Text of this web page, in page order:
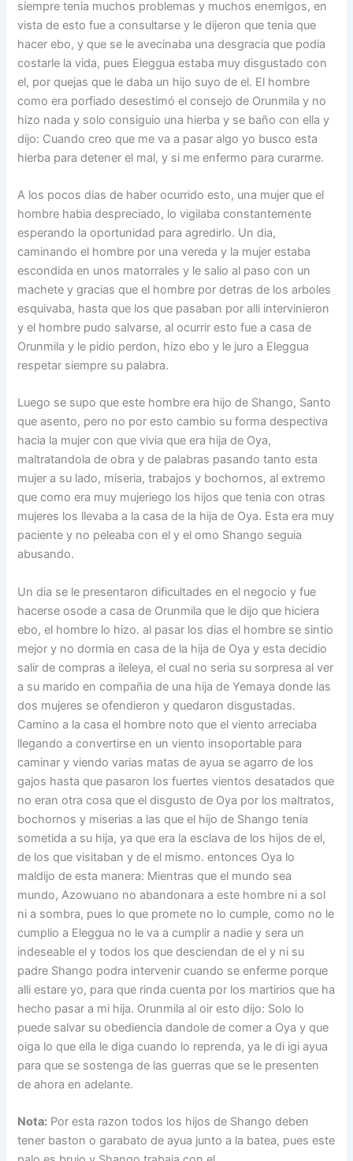
siempre tenia muchos problemas y muchos enemigos, en
vista de esto fue a consultarse y le dijeron que tenia que
hacer ebo, y que se le avecinaba una desgracia que podia
costarle la vida, pues Eleggua estaba muy disgustado con
el, por quejas que le daba un hijo suyo de el. El hombre
como era porfiado desestimó el consejo de Orunmila y no
hizo nada y solo consiguio una hierba y se baño con ella y
dijo: Cuando creo que me va a pasar algo yo busco esta
hierba para detener el mal, y si me enfermo para curarme.
A los pocos dias de haber ocurrido esto, una mujer que el
hombre habia despreciado, lo vigilaba constantemente
esperando la oportunidad para agredirlo. Un dia,
caminando el hombre por una vereda y la mujer estaba
escondida en unos matorrales y le salio al paso con un
machete y gracias que el hombre por detras de los arboles
esquivaba, hasta que los que pasaban por alli intervinieron
y el hombre pudo salvarse, al ocurrir esto fue a casa de
Orunmila y le pidio perdon, hizo ebo y le juro a Eleggua
respetar siempre su palabra.
Luego se supo que este hombre era hijo de Shango, Santo
que asento, pero no por esto cambio su forma despectiva
hacia la mujer con que vivia que era hija de Oya,
maltratandola de obra y de palabras pasando tanto esta
mujer a su lado, miseria, trabajos y bochornos, al extremo
que como era muy mujeriego los hijos que tenia con otras
mujeres los llevaba a la casa de la hija de Oya. Esta era muy
paciente y no peleaba con el y el omo Shango seguia
abusando.
Un dia se le presentaron dificultades en el negocio y fue
hacerse osode a casa de Orunmila que le dijo que hiciera
ebo, el hombre lo hizo. al pasar los dias el hombre se sintio
mejor y no dormia en casa de la hija de Oya y esta decidio
salir de compras a ileleya, el cual no seria su sorpresa al ver
a su marido en compañia de una hija de Yemaya donde las
dos mujeres se ofendieron y quedaron disgustadas.
Camino a la casa el hombre noto que el viento arreciaba
llegando a convertirse en un viento insoportable para
caminar y viendo varias matas de ayua se agarro de los
gajos hasta que pasaron los fuertes vientos desatados que
no eran otra cosa que el disgusto de Oya por los maltratos,
bochornos y miserias a las que el hijo de Shango tenia
sometida a su hija, ya que era la esclava de los hijos de el,
de los que visitaban y de el mismo. entonces Oya lo
maldijo de esta manera: Mientras que el mundo sea
mundo, Azowuano no abandonara a este hombre ni a sol
ni a sombra, pues lo que promete no lo cumple, como no le
cumplio a Eleggua no le va a cumplir a nadie y sera un
indeseable el y todos los que desciendan de el y ni su
padre Shango podra intervenir cuando se enferme porque
alli estare yo, para que rinda cuenta por los martirios que ha
hecho pasar a mi hija. Orunmila al oir esto dijo: Solo lo
puede salvar su obediencia dandole de comer a Oya y que
oiga lo que ella le diga cuando lo reprenda, ya le di igi ayua
para que se sostenga de las guerras que se le presenten
de ahora en adelante.
Nota: Por esta razon todos los hijos de Shango deben
tener baston o garabato de ayua junto a la batea, pues este